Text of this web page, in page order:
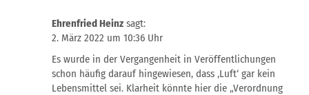
Ehrenfried Heinz sagt:
2. März 2022 um 10:36 Uhr
Es wurde in der Vergangenheit in Veröffentlichungen
schon häufig darauf hingewiesen, dass ‚Luft‘ gar kein
Lebensmittel sei. Klarheit könnte hier die „Verordnung